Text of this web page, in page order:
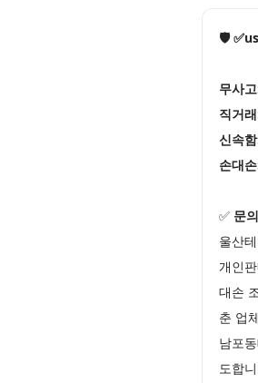
🛡️
무사
직거
신속
손대
✅ 문
울산
개인
대손
춘 업
남포
도합